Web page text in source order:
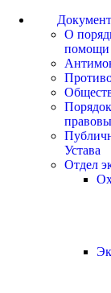
О
помощи
Устава
Отдел